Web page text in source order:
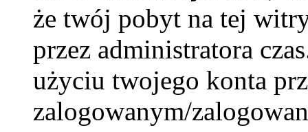
że twój pobyt na tej
przez administratora
użyciu twojego konta
zalogowanym/